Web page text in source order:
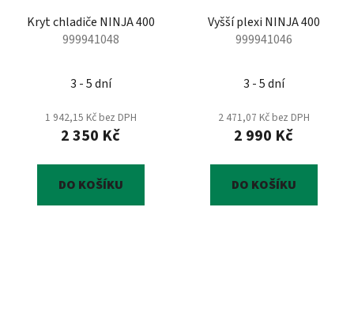
Kryt chladiče NINJA 400
999941048
3 - 5 dní
1 942,15 Kč bez DPH
2 350 Kč
DO KOŠÍKU
Vyšší plexi NINJA 400
999941046
3 - 5 dní
2 471,07 Kč bez DPH
2 990 Kč
DO KOŠÍKU